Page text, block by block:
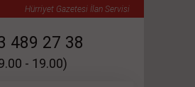
Hürriyet Gazetesi İlan Servisi
489 27 38
- 19.00)